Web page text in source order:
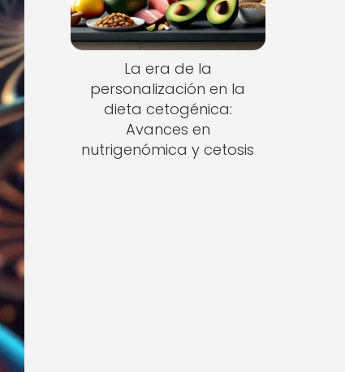
La era de la
personalización en la
dieta cetogénica:
Avances en
nutrigenómica y cetosis